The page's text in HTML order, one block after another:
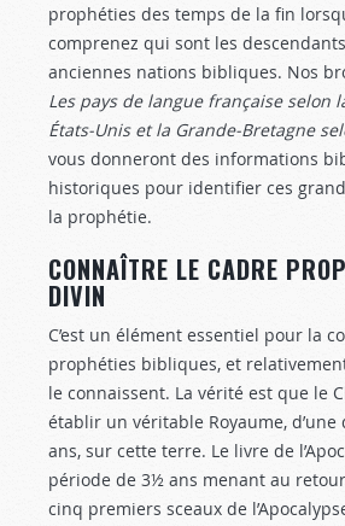
prophéties des temps de la fin
comprenez qui sont les
anciennes nations bibliques. Nos
Les pays de langue française selon
États-Unis et la Grande-Bretagne
vous donneront des informations
historiques pour identifier ces
la prophétie.
CONNAÎTRE LE CADRE
DIVIN
C’est un élément essentiel pour la
prophéties bibliques, et
le connaissent. La vérité est que le
établir un véritable Royaume,
ans, sur cette terre. Le livre de
période de 3½ ans menant au
cinq premiers sceaux de